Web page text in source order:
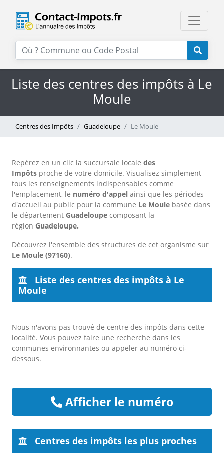
Liste des centres des impôts à Le
Moule
Centres des Impôts Guadeloupe Le Moule
Repérez en un clic la succursale locale des
Impôts proche de votre domicile. Visualisez simplement
tous les renseignements indispensables comme
l'emplacement, le numéro d'appel ainsi que les périodes
d'accueil au public pour la commune Le Moule basée dans
le département Guadeloupe composant la
région Guadeloupe.
Découvrez l'ensemble des structures de cet organisme sur
Le Moule (97160).
Liste des centres des impôts à Le
Moule
Nous n'avons pas trouvé de centre des impôts dans cette
localité. Vous pouvez faire une recherche dans les
communes environnantes ou appeler au numéro ci-
dessous.
Afficher le numéro
Centres des impôts les plus proches